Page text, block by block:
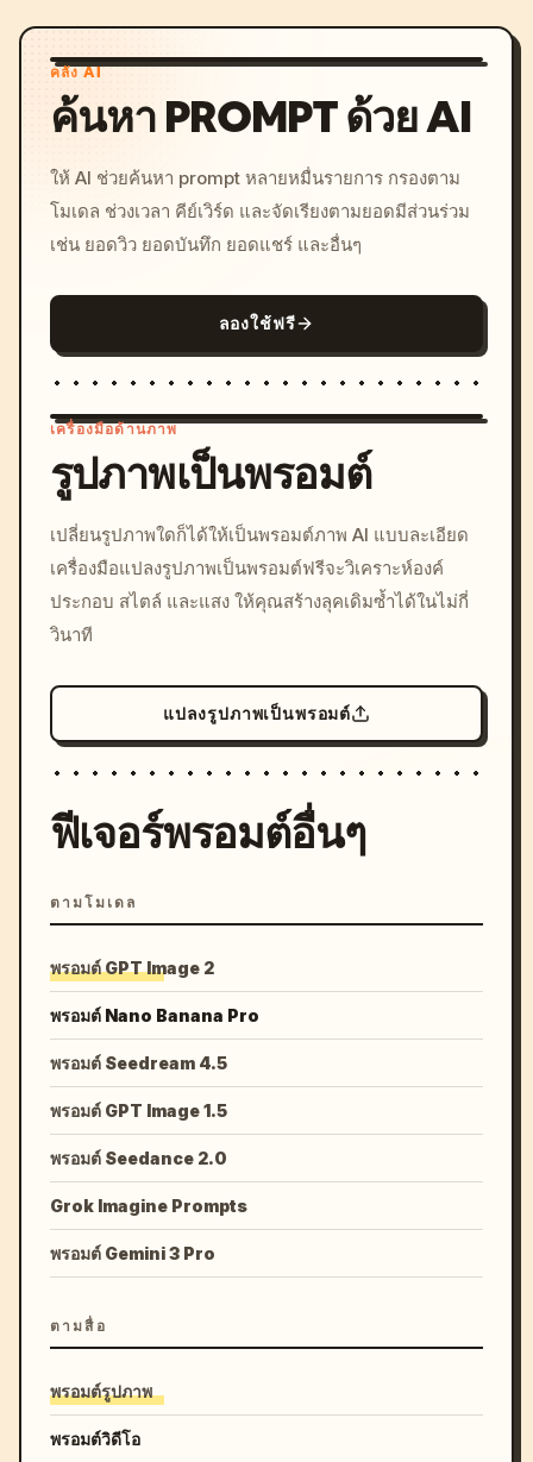
คลัง AI
ค้นหา PROMPT ด้วย AI
ให้ AI ช่วยค้นหา prompt หลายหมื่นรายการ กรองตาม
โมเดล ช่วงเวลา คีย์เวิร์ด และจัดเรียงตามยอดมีส่วนร่วม
เช่น ยอดวิว ยอดบันทึก ยอดแชร์ และอื่นๆ
ลองใช้ฟรี
c, cyberpunk sunset, neon
colors, 8k --v 6.0
เครื่องมือด้านภาพ
รูปภาพเป็นพรอมต์
เปลี่ยนรูปภาพใดก็ได้ให้เป็นพรอมต์ภาพ AI แบบละเอียด
เครื่องมือแปลงรูปภาพเป็นพรอมต์ฟรีจะวิเคราะห์องค์
ประกอบ สไตล์ และแสง ให้คุณสร้างลุคเดิมซ้ำได้ในไม่กี่
วินาที
แปลงรูปภาพเป็นพรอมต์
ฟีเจอร์พรอมต์อื่นๆ
ตามโมเดล
พรอมต์ GPT Image 2
พรอมต์ Nano Banana Pro
พรอมต์ Seedream 4.5
พรอมต์ GPT Image 1.5
พรอมต์ Seedance 2.0
Grok Imagine Prompts
พรอมต์ Gemini 3 Pro
ตามสื่อ
พรอมต์รูปภาพ
พรอมต์วิดีโอ